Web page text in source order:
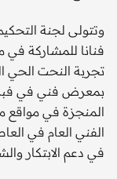
فنانا للمشاركة
بمعرض فني في
المنجزة في مواقع
الفني العام في
في دعم الابتكار